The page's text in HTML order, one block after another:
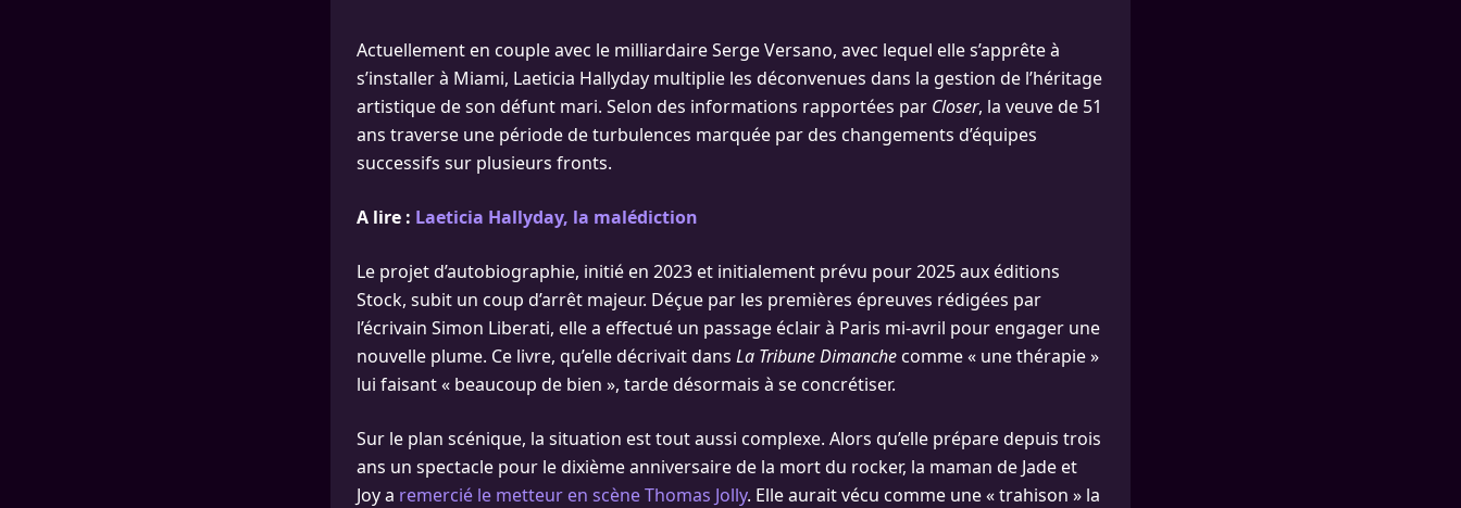
Actuellement en couple avec le milliardaire Serge Versano, avec lequel elle s’apprête à
s’installer à Miami, Laeticia Hallyday multiplie les déconvenues dans la gestion de l’héritage
artistique de son défunt mari. Selon des informations rapportées par Closer, la veuve de 51
ans traverse une période de turbulences marquée par des changements d’équipes
successifs sur plusieurs fronts.
A lire : Laeticia Hallyday, la malédiction
Le projet d’autobiographie, initié en 2023 et initialement prévu pour 2025 aux éditions
Stock, subit un coup d’arrêt majeur. Déçue par les premières épreuves rédigées par
l’écrivain Simon Liberati, elle a effectué un passage éclair à Paris mi-avril pour engager une
nouvelle plume. Ce livre, qu’elle décrivait dans La Tribune Dimanche comme « une thérapie »
lui faisant « beaucoup de bien », tarde désormais à se concrétiser.
Sur le plan scénique, la situation est tout aussi complexe. Alors qu’elle prépare depuis trois
ans un spectacle pour le dixième anniversaire de la mort du rocker, la maman de Jade et
Joy a remercié le metteur en scène Thomas Jolly. Elle aurait vécu comme une « trahison » la